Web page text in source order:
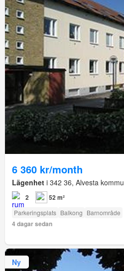
6 360 kr/month
Lägenhet i 342 36, Alvesta
2 52 m²
Parkeringsplats Balkong Barnområde
4 dagar sedan
Ny